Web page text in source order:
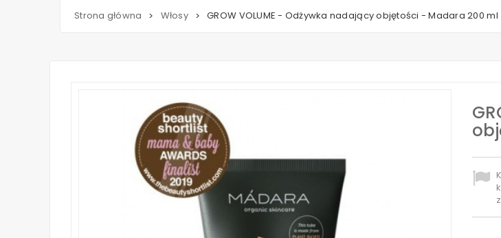
Strona główna > Włosy > GROW VOLUME - Odżywka nadający objętości - Madara 200 ml